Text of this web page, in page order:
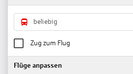
beliebig
Zug zum Flug
Flüge anpassen